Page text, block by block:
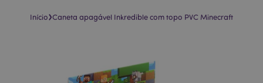
Início›Caneta apagável Inkredible com topo PVC Minecraft